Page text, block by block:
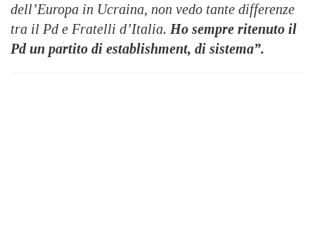
dell’Europa in Ucraina, non vedo tante differenze
tra il Pd e Fratelli d’Italia. Ho sempre ritenuto il
Pd un partito di establishment, di sistema”.